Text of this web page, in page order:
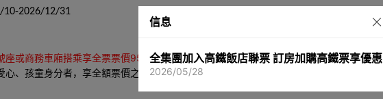
2026/12/31
座或商務車廂搭乘享全票票價95折優惠。
心、孩童身分者，享全額票價之5折優惠。
信息
全集團加入高鐵飯店聯票 訂房加購高鐵票享優惠
2026/05/28